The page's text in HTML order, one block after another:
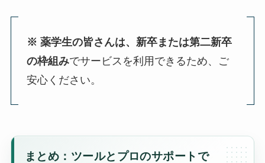
※ 薬学生の皆さんは、新卒または第二新卒
の枠組みでサービスを利用できるため、ご
安心ください。
まとめ：ツールとプロのサポートで